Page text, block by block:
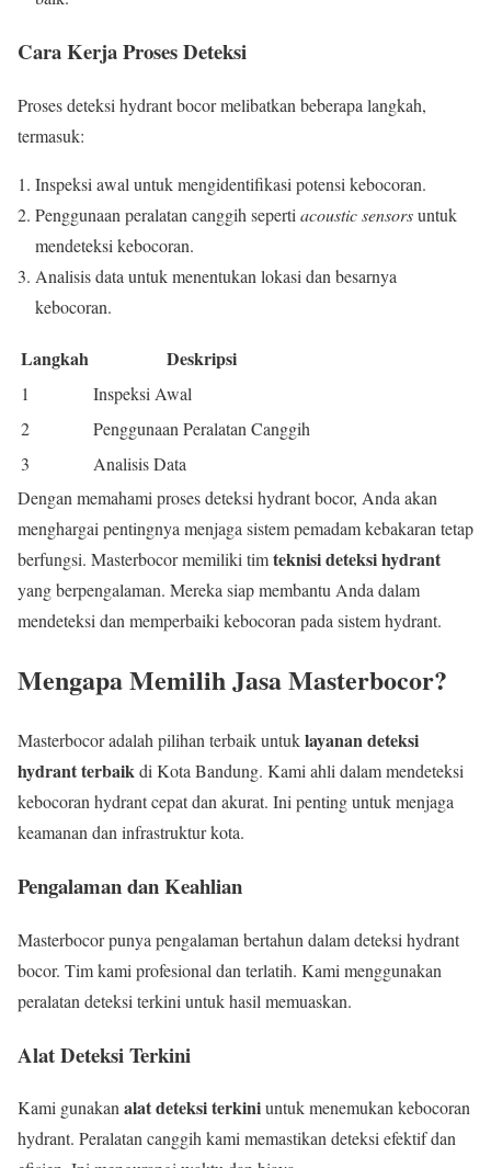
Cara Kerja Proses Deteksi
Proses deteksi hydrant bocor melibatkan beberapa langkah,
termasuk:
Inspeksi awal untuk mengidentifikasi potensi kebocoran.
Penggunaan peralatan canggih seperti acoustic sensorsuntuk
mendeteksi kebocoran.
Analisis data untuk menentukan lokasi dan besarnya
kebocoran.
Langkah Deskripsi
1
Inspeksi Awal
2
Penggunaan Peralatan Canggih
3
Analisis Data
Dengan memahami proses deteksi hydrant bocor, Anda akan
menghargai pentingnya menjaga sistem pemadam kebakaran tetap
berfungsi. Masterbocor memiliki timteknisi deteksi hydrant
yang berpengalaman. Mereka siap membantu Anda dalam
mendeteksi dan memperbaiki kebocoran pada sistem hydrant.
Mengapa Memilih Jasa Masterbocor?
Masterbocor adalah pilihan terbaik untuklayanan deteksi
hydrant terbaikdi Kota Bandung. Kami ahli dalam mendeteksi
kebocoran hydrant cepat dan akurat. Ini penting untuk menjaga
keamanan dan infrastruktur kota.
Pengalaman dan Keahlian
Masterbocor punya pengalaman bertahun dalam deteksi hydrant
bocor. Tim kami profesional dan terlatih. Kami menggunakan
peralatan deteksi terkini untuk hasil memuaskan.
Alat Deteksi Terkini
Kami gunakanalat deteksi terkiniuntuk menemukan kebocoran
hydrant. Peralatan canggih kami memastikan deteksi efektif dan